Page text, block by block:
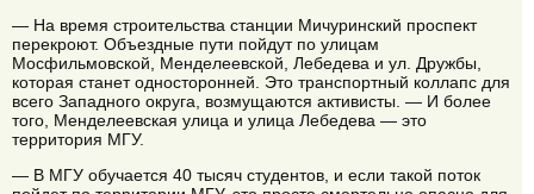
— На время строительства станции Мичуринский проспект
перекроют. Объездные пути пойдут по улицам
Мосфильмовской, Менделеевской, Лебедева и ул. Дружбы,
которая станет односторонней. Это транспортный коллапс для
всего Западного округа, возмущаются активисты. — И более
того, Менделеевская улица и улица Лебедева — это
территория МГУ.
— В МГУ обучается 40 тысяч студентов, и если такой поток